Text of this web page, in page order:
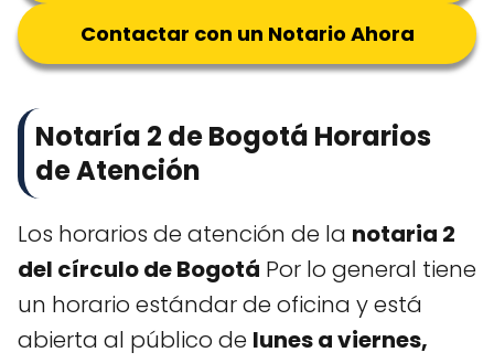
Contactar con un Notario Ahora
Notaría 2 de Bogotá Horarios
de Atención
Los horarios de atención de la notaria 2
del círculo de Bogotá Por lo general tiene
un horario estándar de oficina y está
abierta al público de lunes a viernes,